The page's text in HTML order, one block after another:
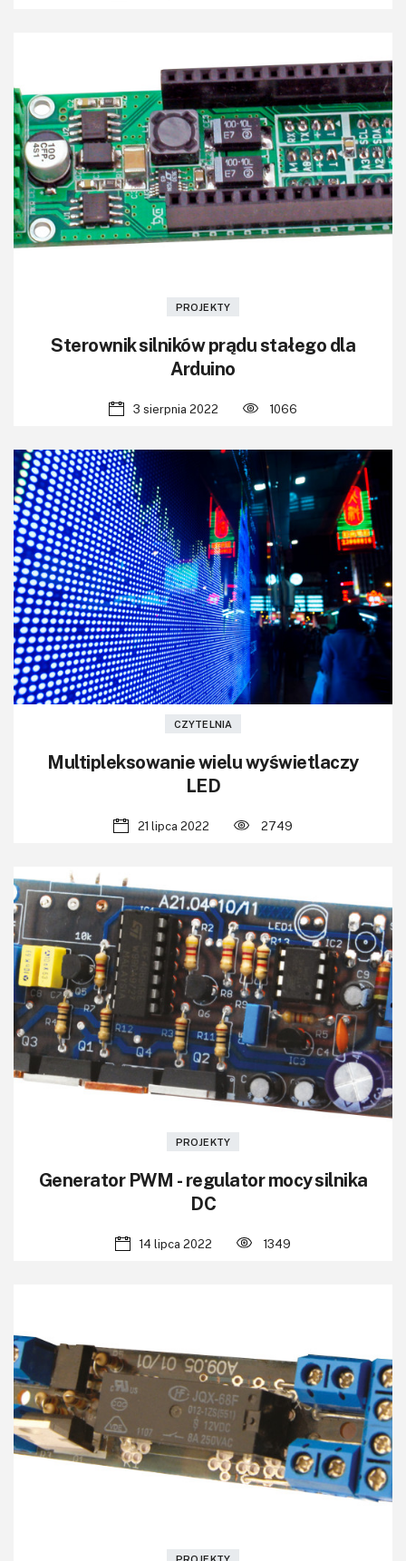
PROJEKTY
Sterownik silników prądu stałego dla
Arduino
3 sierpnia 2022 1066
CZYTELNIA
Multipleksowanie wielu wyświetlaczy
LED
21 lipca 2022 2749
PROJEKTY
Generator PWM - regulator mocy silnika
DC
14 lipca 2022 1349